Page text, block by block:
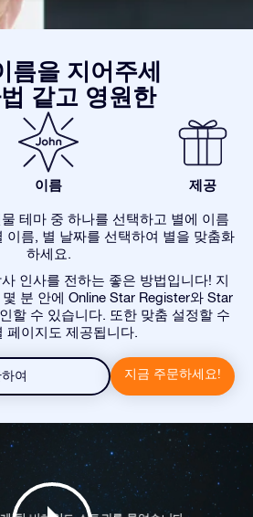
름을 지어주세
같고 영원한
이름 제공
테마 중 하나를 선택하고 별에 이름
이름, 별 날짜를 선택하여 별을 맞춤화
하세요.
인사를 전하는 좋은 방법입니다! 지
분 안에 Online Star Register와 Star
할 수 있습니다. 또한 맞춤 설정할 수
페이지도 제공됩니다.
여 지금 주문하세요!